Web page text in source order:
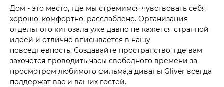
Дом - это место, где мы стремимся чувствовать себя
хорошо, комфортно, расслаблено. Организация
отдельного кинозала уже давно не кажется странной
идеей и отлично вписывается в нашу
повседневность. Создавайте пространство, где вам
захочется проводить часы свободного времени за
просмотром любимого фильма,а диваны Gliver всегда
поддержат вас и ваших гостей.